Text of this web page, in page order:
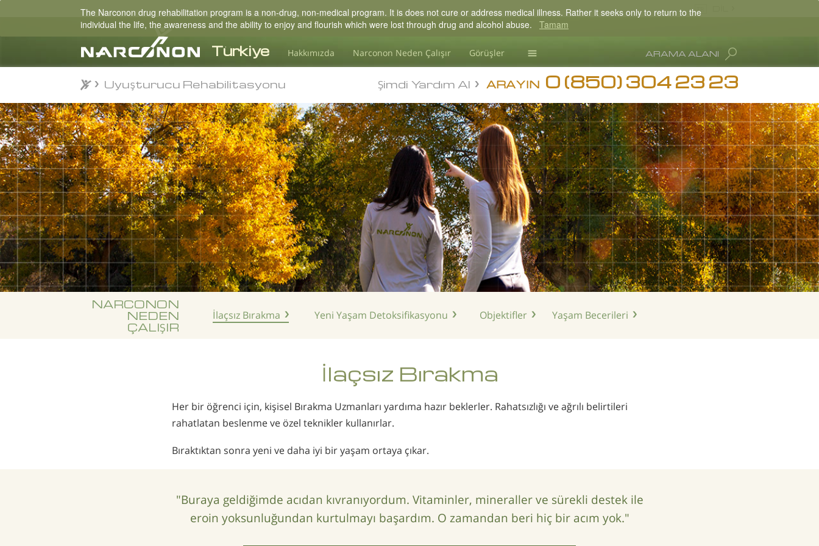
Hakkımızda Narconon Neden Çalışır Görüşler
Madde Bağımlılığı Bilgisi
L. Ron Hubbard
⨯
ARAMA ALANI
English
Tüm Bölgeler/Diller
ARAYIN 0 (850) 304 23 23
Şimdi Yardım Al
Uyuşturucu Rehabilitasyonu
NARCONON
NEDEN
ÇALIŞIR
İlaçsızBırakma Yeni Yaşam Detoksifikasyonu Objektifler Yaşam Becerileri
İlaçsız Bırakma
Her bir öğrenci için, kişisel Bırakma Uzmanları yardıma hazır beklerler. Rahatsızlığı ve ağrılı belirtileri
rahatlatan beslenme ve özel teknikler kullanırlar.
Bıraktıktan sonra yeni ve daha iyi bir yaşam ortaya çıkar.
"Buraya geldiğimde acıdan kıvranıyordum. Vitaminler, mineraller ve sürekli destek ile
eroin yoksunluğundan kurtulmayı başardım. O zamandan beri hiç bir acım yok."
Uyuşturucu Rehabilitasyonu
The Narconon drug rehabilitation program is a non-drug, non-medical program. It is does not cure or address medical illness. Rather it seeks only to return to the
individual the life, the awareness and the ability to enjoy and flourish which were lost through drug and alcohol abuse. Tamam